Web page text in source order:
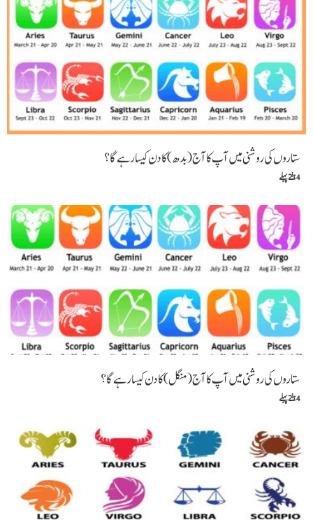
ستاروں کی روشنی میں آپ کا آج (بدھ) کا دن کیسا رہے گا؟
4 ہفتے پہلے
ستاروں کی روشنی میں آپ کا آج (منگل) کا دن کیسا رہے گا؟
4 ہفتے پہلے